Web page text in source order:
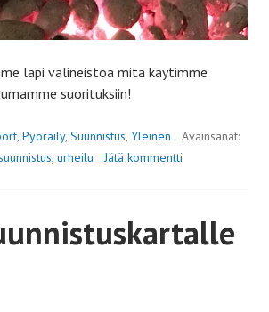
läpi välineistöä mitä käytimme
suorituksiin!
, Pyöräily, Suunnistus, Yleinen
Avainsanat:
, urheilu Jätä kommentti